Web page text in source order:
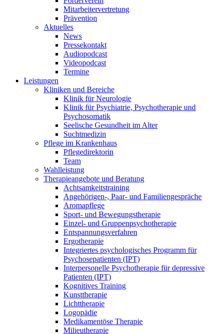
Mitarbeitervertretung
Prävention
Aktuelles
News
Pressekontakt
Audiopodcast
Videopodcast
Termine
Leistungen
Kliniken und Bereiche
Klinik für Neurologie
Klinik für Psychiatrie, Psychotherapie und
Psychosomatik
Seelische Gesundheit im Alter
Suchtmedizin
Pflege im Krankenhaus
Pflegedirektorin
Team
Wahlleistung
Therapieangebote und Beratung
Achtsamkeitstraining
Angehörigen-, Paar- und Familiengespräche
Aromapflege
Sport- und Bewegungstherapie
Einzel- und Gruppenpsychotherapie
Entspannungsverfahren
Ergotherapie
Integriertes psychologisches Programm für
Psychosepatienten (IPT)
Interpersonelle Psychotherapie für depressive
Patienten (IPT)
Kognitives Training
Kunsttherapie
Lichttherapie
Logopädie
Medikamentöse Therapie
Milieutherapie